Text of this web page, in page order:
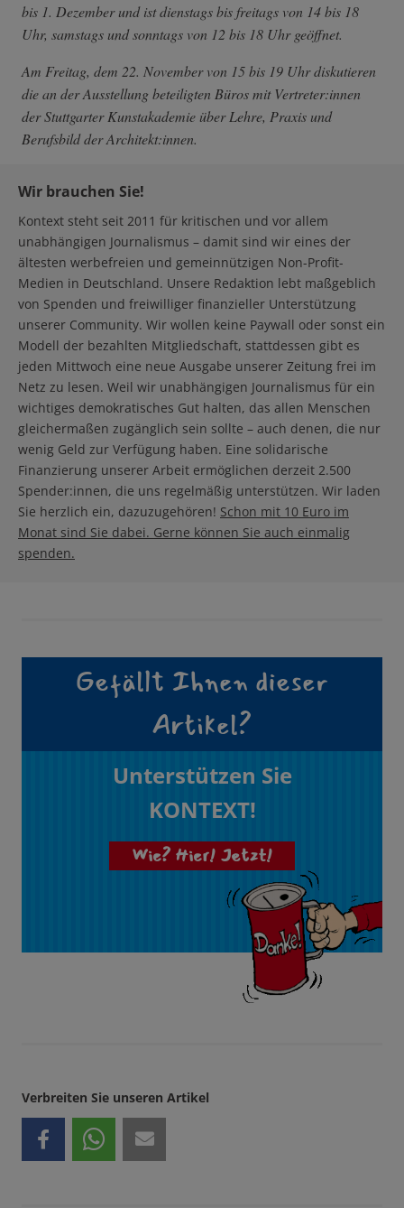
bis 1. Dezember und ist dienstags bis freitags von 14 bis 18
Uhr, samstags und sonntags von 12 bis 18 Uhr geöffnet.
Am Freitag, dem 22. November von 15 bis 19 Uhr diskutieren
die an der Ausstellung beteiligten Büros mit Vertreter:innen
der Stuttgarter Kunstakademie über Lehre, Praxis und
Berufsbild der Architekt:innen.
Wir brauchen Sie!
Kontext steht seit 2011 für kritischen und vor allem
unabhängigen Journalismus – damit sind wir eines der
ältesten werbefreien und gemeinnützigen Non-Profit-
Medien in Deutschland. Unsere Redaktion lebt maßgeblich
von Spenden und freiwilliger finanzieller Unterstützung
unserer Community. Wir wollen keine Paywall oder sonst ein
Modell der bezahlten Mitgliedschaft, stattdessen gibt es
jeden Mittwoch eine neue Ausgabe unserer Zeitung frei im
Netz zu lesen. Weil wir unabhängigen Journalismus für ein
wichtiges demokratisches Gut halten, das allen Menschen
gleichermaßen zugänglich sein sollte – auch denen, die nur
wenig Geld zur Verfügung haben. Eine solidarische
Finanzierung unserer Arbeit ermöglichen derzeit 2.500
Spender:innen, die uns regelmäßig unterstützen. Wir laden
Sie herzlich ein, dazuzugehören! Schon mit 10 Euro im
Monat sind Sie dabei. Gerne können Sie auch einmalig
spenden.
Gefällt Ihnen dieser
Artikel?
Unterstützen Sie
KONTEXT!
Wie? Hier! Jetzt!
Verbreiten Sie unseren Artikel